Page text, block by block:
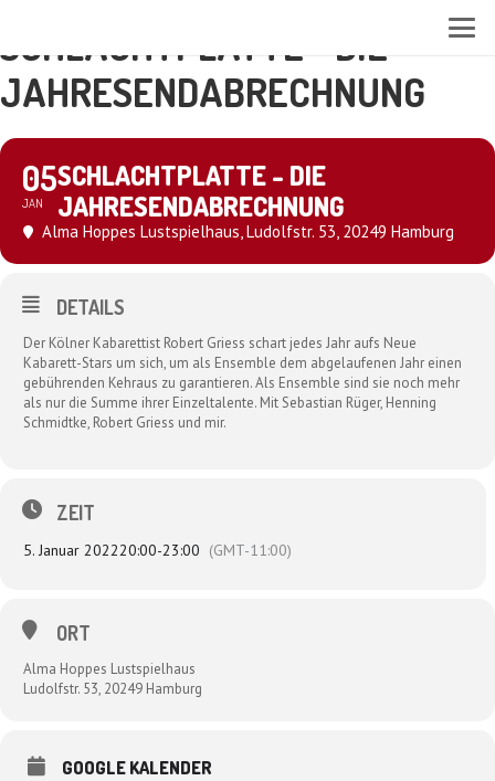
SCHLACHTPLATTE - DIE
JAHRESENDABRECHNUNG
05
JAN
SCHLACHTPLATTE - DIE
JAHRESENDABRECHNUNG
Alma Hoppes Lustspielhaus, Ludolfstr. 53, 20249 Hamburg
DETAILS
Der Kölner Kabarettist Robert Griess schart jedes Jahr aufs Neue
Kabarett-Stars um sich, um als Ensemble dem abgelaufenen Jahr einen
gebührenden Kehraus zu garantieren. Als Ensemble sind sie noch mehr
als nur die Summe ihrer Einzeltalente. Mit Sebastian Rüger, Henning
Schmidtke, Robert Griess und mir.
ZEIT
5. Januar 202220:00-23:00 (GMT-11:00)
ORT
Alma Hoppes Lustspielhaus
Ludolfstr. 53, 20249 Hamburg
GOOGLE KALENDER